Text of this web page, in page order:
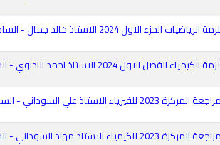
الرياضيات الجزء الاول 2024 الاستاذ خالد جمال - السادس العلمي
الكيمياء الفصل الاول 2024 الاستاذ احمد النداوي - السادس العلمي
المركزة 2023 للفيزياء الاستاذ علي السوداني - السادس العلمي
2023 للكيمياء الاستاذ مهند السوداني - السادس الاحيائي